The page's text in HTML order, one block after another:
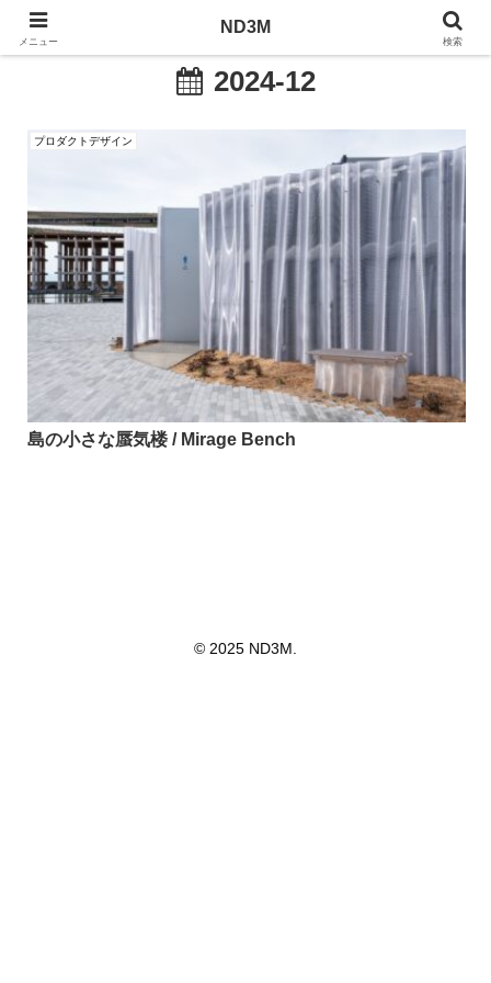
2024-12
プロダクトデザイン
島の小さな蜃気楼 / Mirage Bench
© 2025 ND3M.
メニュー
ND3M
検索